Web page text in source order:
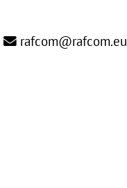
rafcom@rafcom.eu